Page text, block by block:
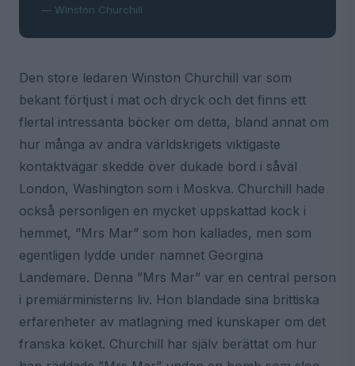
— Winston Churchill
Den store ledaren Winston Churchill var som
bekant förtjust i mat och dryck och det finns ett
flertal intressanta böcker om detta, bland annat om
hur många av andra världskrigets viktigaste
kontaktvägar skedde över dukade bord i såväl
London, Washington som i Moskva. Churchill hade
också personligen en mycket uppskattad kock i
hemmet, ”Mrs Mar” som hon kallades, men som
egentligen lydde under namnet Georgina
Landemare. Denna ”Mrs Mar” var en central person
i premiärministerns liv. Hon blandade sina brittiska
erfarenheter av matlagning med kunskaper om det
franska köket. Churchill har själv berättat om hur